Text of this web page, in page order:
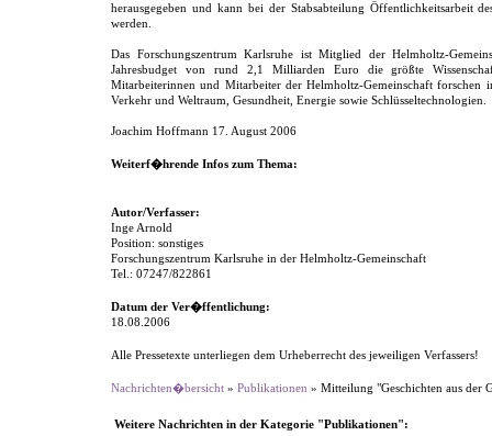
herausgegeben und kann bei der Stabsabteilung Öffentlichkeitsarbeit
werden.
Das Forschungszentrum Karlsruhe ist Mitglied der Helmholtz-
Jahresbudget von rund 2,1 Milliarden Euro die größte
Mitarbeiterinnen und Mitarbeiter der Helmholtz-Gemeinschaft
Verkehr und Weltraum, Gesundheit, Energie sowie Schlüsseltechnologien.
Joachim Hoffmann 17. August 2006
Weiterf�hrende Infos zum Thema:
Autor/Verfasser:
Inge Arnold
Position: sonstiges
Forschungszentrum Karlsruhe in der Helmholtz-Gemeinschaft
Tel.: 07247/822861
Datum der Ver�ffentlichung:
18.08.2006
Alle Pressetexte unterliegen dem Urheberrecht des jeweiligen Verfassers!
Nachrichten�bersicht » Publikationen » Mitteilung "Geschichten aus der
Weitere Nachrichten in der Kategorie "Publikationen":